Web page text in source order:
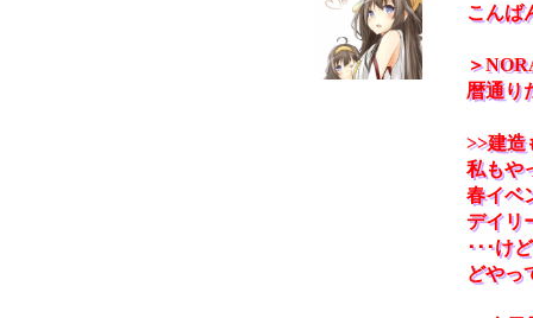
こんば
＞
暦通り
>>建造
私もや
春イベ
デイリ
･･･け
どやっ